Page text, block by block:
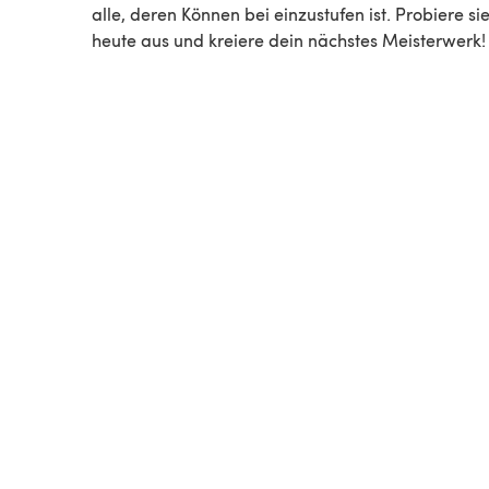
alle, deren Können bei einzustufen ist. Probiere sie noch
heute aus und kreiere dein nächstes Meisterwerk!